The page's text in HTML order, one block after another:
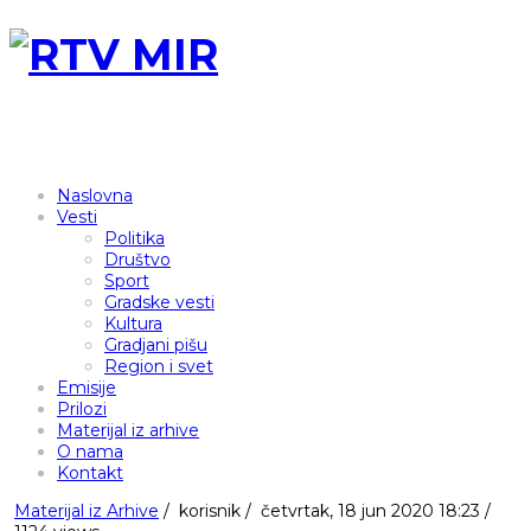
Naslovna
Vesti
Politika
Društvo
Sport
Gradske vesti
Kultura
Gradjani pišu
Region i svet
Emisije
Prilozi
Materijal iz arhive
O nama
Kontakt
Materijal iz Arhive / korisnik / četvrtak, 18 jun 2020 18:23 /